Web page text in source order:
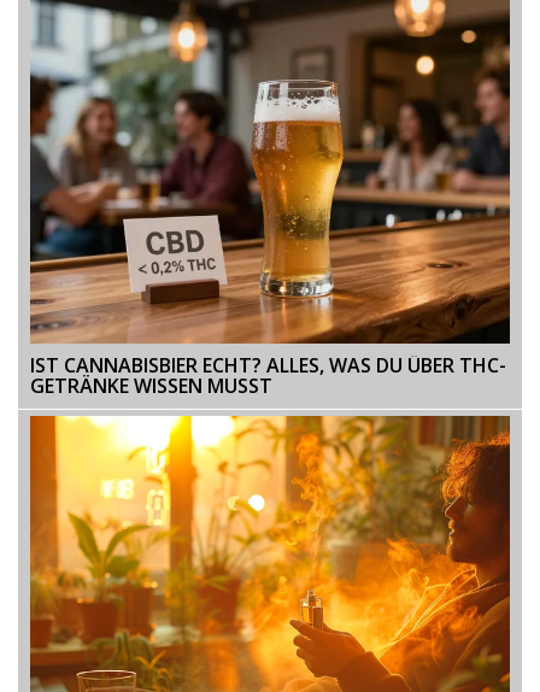
IST CANNABISBIER ECHT? ALLES, WAS DU ÜBER THC-
GETRÄNKE WISSEN MUSST